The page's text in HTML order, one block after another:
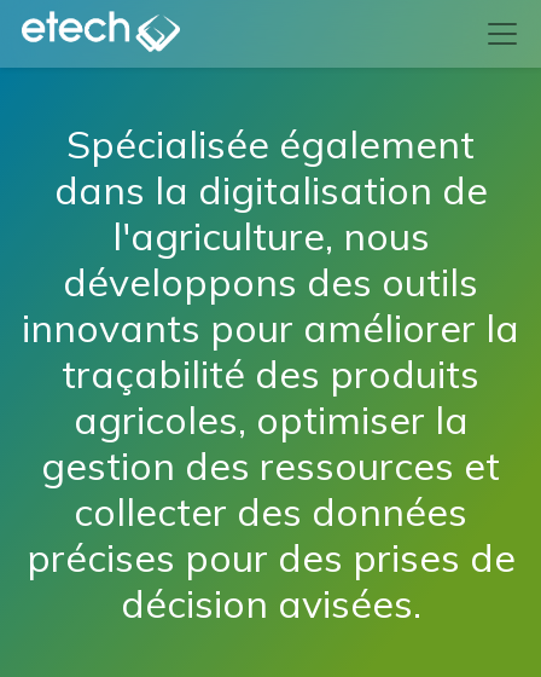
Spécialisée également
dans la digitalisation de
l'agriculture, nous
développons des outils
innovants pour améliorer la
traçabilité des produits
agricoles, optimiser la
gestion des ressources et
collecter des données
précises pour des prises de
décision avisées.